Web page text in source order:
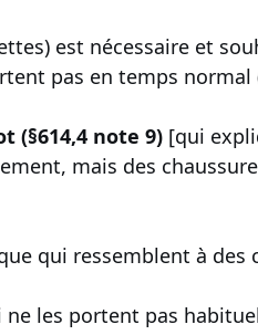
est nécessaire et
pas en temps normal
(§614,4 note 9)[qui
mais des
qui ressemblent à des
les portent pas